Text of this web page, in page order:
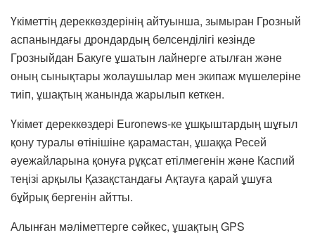
Үкіметтің дереккөздерінің айтуынша, зымыран Грозный
аспанындағы дрондардың белсенділігі кезінде
Грозныйдан Бакуге ұшатын лайнерге атылған және
оның сынықтары жолаушылар мен экипаж мүшелеріне
тиіп, ұшақтың жанында жарылып кеткен.
Үкімет дереккөздері Euronews-ке ұшқыштардың шұғыл
қону туралы өтінішіне қарамастан, ұшаққа Ресей
әуежайларына қонуға рұқсат етілмегенін және Каспий
теңізі арқылы Қазақстандағы Ақтауға қарай ұшуға
бұйрық бергенін айтты.
Алынған мәліметтерге сәйкес, ұшақтың GPS